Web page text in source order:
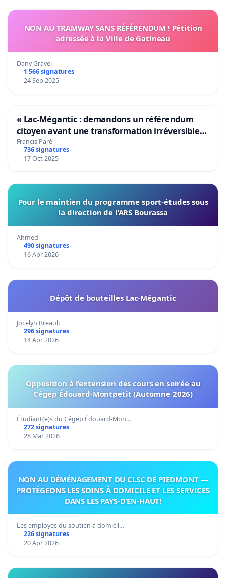
NON AU TRAMWAY SANS RÉFÉRENDUM ! Pétition
adressée à la Ville de Gatineau
Dany Gravel
1 566 signatures
24 Sep 2025
« Lac-Mégantic : demandons un référendum
citoyen avant une transformation irréversible
de notre territoire »
Francis Paré
736 signatures
17 Oct 2025
Pour le maintien du programme sport-études sous
la direction de l’ARS Bourassa
Ahmed
490 signatures
16 Apr 2026
Dépôt de bouteilles Lac-Mégantic
Jocelyn Breault
296 signatures
14 Apr 2026
Opposition à l’extension des cours en soirée au
Cégep Édouard-Montpetit (Automne 2026)
Étudiant(e)s du Cégep Édouard-Mon…
272 signatures
28 Mar 2026
NON AU DÉMÉNAGEMENT DU CLSC DE PIEDMONT —
PROTÉGEONS LES SOINS À DOMICILE ET LES SERVICES
DANS LES PAYS-D’EN-HAUT!
Les employés du soutien à domicil…
226 signatures
20 Apr 2026